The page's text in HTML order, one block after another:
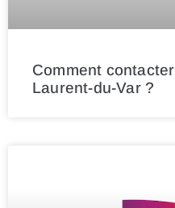
Comment
Laurent-du-Var ?